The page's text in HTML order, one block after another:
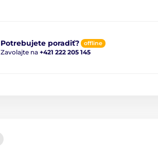
Potrebujete poradiť? offline
Zavolajte na +421 222 205 145